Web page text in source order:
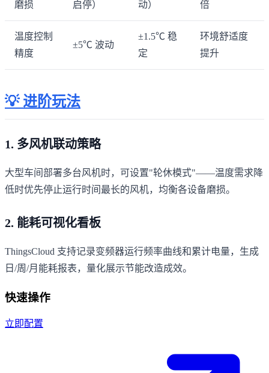
磨损
启停）
动）
倍
温度控制
精度
±5℃ 波动
±1.5℃ 稳
定
环境舒适度
提升
💡 进阶玩法
1. 多风机联动策略
大型车间部署多台风机时，可设置"轮休模式"——温度需求降
低时优先停止运行时间最长的风机，均衡各设备磨损。
2. 能耗可视化看板
ThingsCloud 支持记录变频器运行频率曲线和累计电量，生成
日/周/月能耗报表，量化展示节能改造成效。
快速操作
立即配置